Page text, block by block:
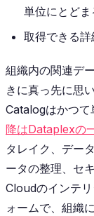
単位にとどま
取得できる詳
組織内の関連デ
きに真っ先に思
Catalogはかつて
降はDataplexの
タレイク、デー
ータの整理、セ
Cloudのインテ
ォームで、組織